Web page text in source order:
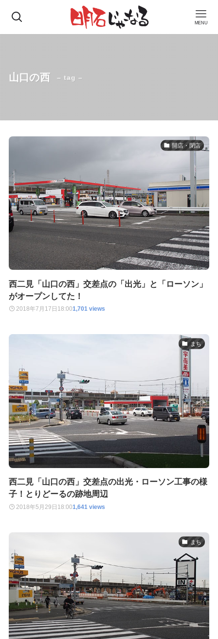
MENU
山口の西 – tag –
開店・閉店
西二見「山口の西」交差点の「出光」と「ローソン」
がオープンしてた！
2018年7月17日 18:001,701 views
まち
西二見「山口の西」交差点の出光・ローソン工事の様
子！とりどーるの跡地周辺
2018年5月29日 18:001,641 views
まち